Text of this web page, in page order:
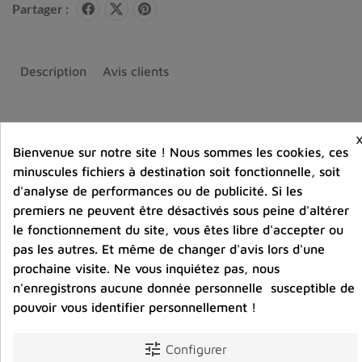
Partager :
Description Avis clients
Vous aimerez aussi
Bienvenue sur notre site ! Nous sommes les cookies, ces
minuscules fichiers à destination soit fonctionnelle, soit
d'analyse de performances ou de publicité. Si les
premiers ne peuvent être désactivés sous peine d'altérer
le fonctionnement du site, vous êtes libre d'accepter ou
pas les autres. Et même de changer d'avis lors d'une
prochaine visite. Ne vous inquiétez pas, nous
n'enregistrons aucune donnée personnelle susceptible de
pouvoir vous identifier personnellement !
tune Configurer